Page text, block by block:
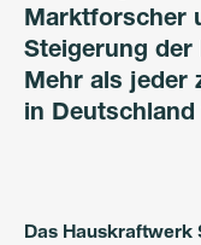
Marktforscher
Steigerung der
Mehr als jeder
in
Das Hauskraftwerk